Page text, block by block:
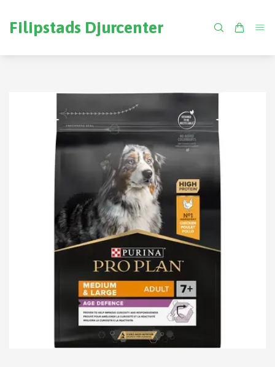
Filipstads Djurcenter